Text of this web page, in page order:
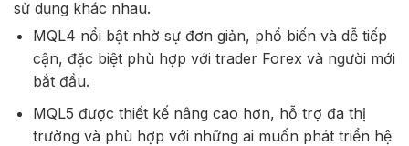
sử dụng khác nhau.
MQL4 nổi bật nhờ sự đơn giản, phổ biến và dễ tiếp
cận, đặc biệt phù hợp với trader Forex và người mới
bắt đầu.
MQL5 được thiết kế nâng cao hơn, hỗ trợ đa thị
trường và phù hợp với những ai muốn phát triển hệ